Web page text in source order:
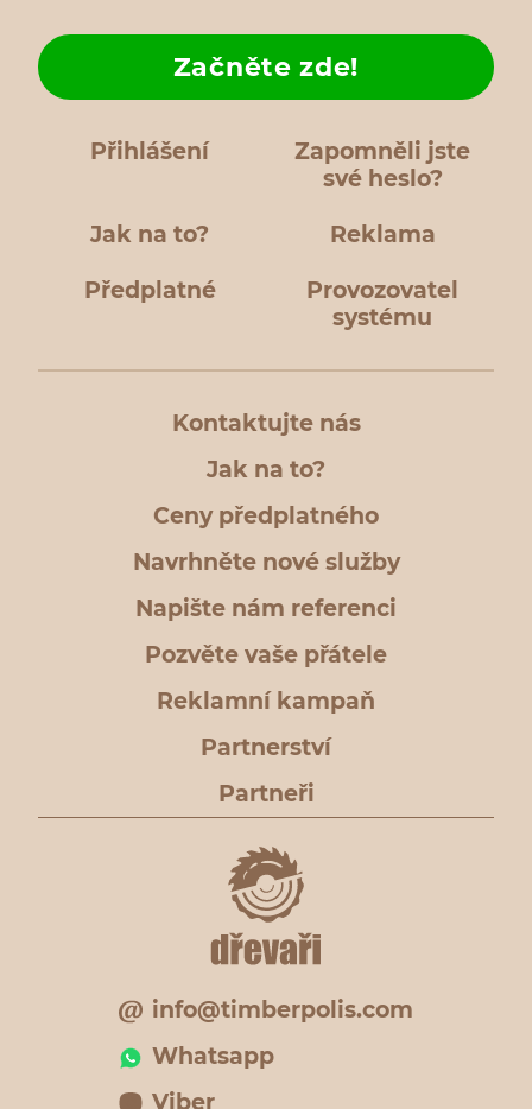
Přihlášení
Zapomněli jste
své heslo?
Jak na to?
Začněte zde!
Reklama
Předplatné
Provozovatel
systému
Kontaktujte nás
Jak na to?
Ceny předplatného
Navrhněte nové služby
Napište nám referenci
Pozvěte vaše přátele
Reklamní kampaň
Partnerství
Partneři
info@timberpolis.com
Whatsapp
Viber